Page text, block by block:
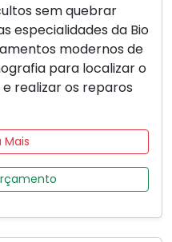
sem quebrar
especialidades da Bio
modernos de
para localizar o
realizar os reparos
Mais